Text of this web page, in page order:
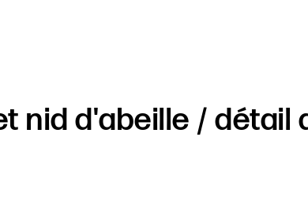
nid d'abeille / détail